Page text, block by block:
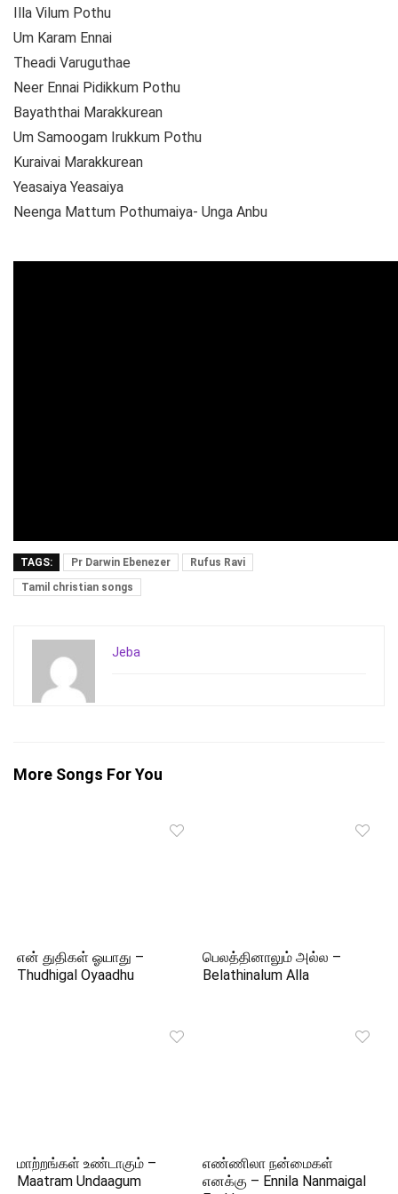
Illa Vilum Pothu
Um Karam Ennai
Theadi Varuguthae
Neer Ennai Pidikkum Pothu
Bayaththai Marakkurean
Um Samoogam Irukkum Pothu
Kuraivai Marakkurean
Yeasaiya Yeasaiya
Neenga Mattum Pothumaiya- Unga Anbu
TAGS: Pr Darwin Ebenezer
Rufus Ravi
Tamil christian songs
Jeba
More Songs For You
என் துதிகள் ஓயாது –
Thudhigal Oyaadhu
பெலத்தினாலும் அல்ல –
Belathinalum Alla
மாற்றங்கள் உண்டாகும் –
Maatram Undaagum
எண்ணிலா நன்மைகள்
எனக்கு – Ennila Nanmaigal